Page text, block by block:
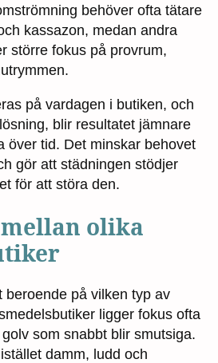
behöver ofta tätare
kassazon, medan andra
större fokus på provrum,
på vardagen i butiken, och
blir resultatet jämnare
över tid. Det minskar behovet
gör att städningen stödjer
för att störa den.
olika
beroende på vilken typ av
ligger fokus ofta
som snabbt blir smutsiga.
damm, ludd och